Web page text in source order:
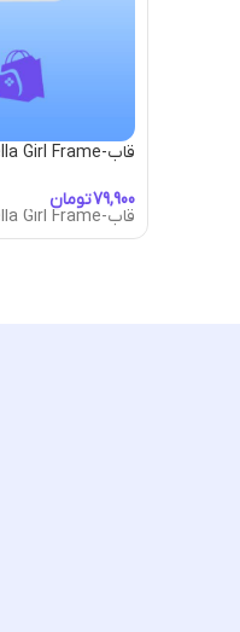
قاب-Umbrella Girl Frame
تومان
قاب-Umbrella Girl Frame